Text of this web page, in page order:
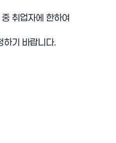
취업자에 한하여
하기 바랍니다.